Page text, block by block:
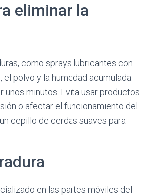
eliminar la
como sprays lubricantes con
polvo y la humedad acumulada.
unos minutos. Evita usar productos
o afectar el funcionamiento del
cepillo de cerdas suaves para
en las partes móviles del